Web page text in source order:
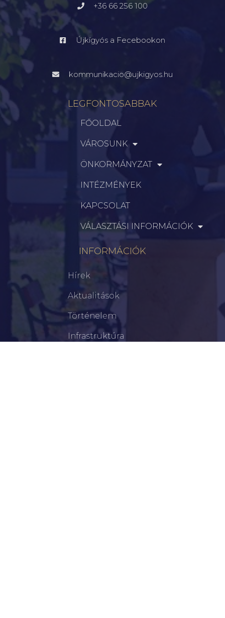
+36 66 256 100
Újkígyós a Fecebookon
kommunikacio@ujkigyos.hu
LEGFONTOSABBAK
FŐOLDAL
VÁROSUNK
ÖNKORMÁNYZAT
INTÉZMÉNYEK
KAPCSOLAT
VÁLASZTÁSI INFORMÁCIÓK
INFORMÁCIÓK
Hírek
Aktualitások
Történelem
Infrastruktúra